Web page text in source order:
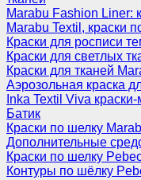
Marabu Fashion Liner:
Marabu Textil, краски
Краски для росписи
Краски для светлых
Краски для тканей
Аэрозольная краска
Inka Textil Viva
Батик
Краски по шелку
Дополнительные
Краски по шелку
Контуры по шёлку